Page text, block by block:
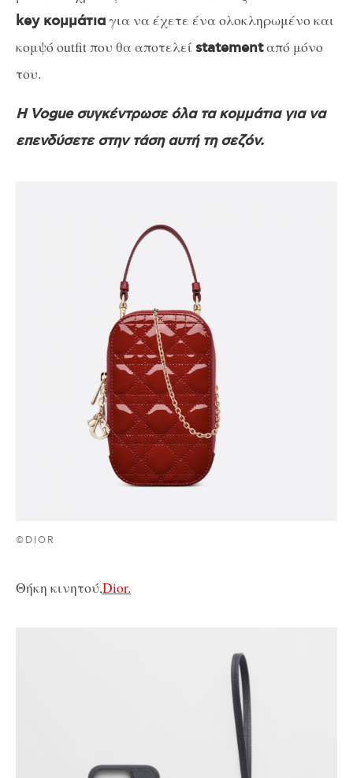
key κομμάτιαγια να έχετε ένα ολοκληρωμένο και
κομψό outfit που θα αποτελεί statementαπό μόνο
του.
Η Vogue συγκέντρωσε όλα τα κομμάτια για να
επενδύσετε στην τάση αυτή τη σεζόν.
©DIOR
Θήκη κινητού,Dior.